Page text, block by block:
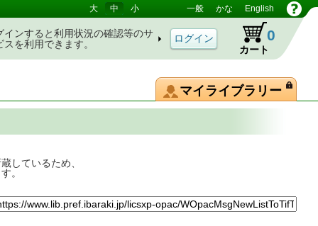
大 中 小 一般 かな English
インすると利用状況の確認等のサ
スを利用できます。
カート
0
マイライブラリー
しているため、
。